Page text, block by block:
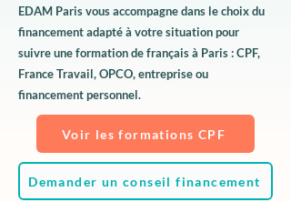
EDAM Paris vous accompagne dans le choix du
financement adapté à votre situation pour
suivre une formation de français à Paris : CPF,
France Travail, OPCO, entreprise ou
financement personnel.
Voir les formations CPF
Demander un conseil financement